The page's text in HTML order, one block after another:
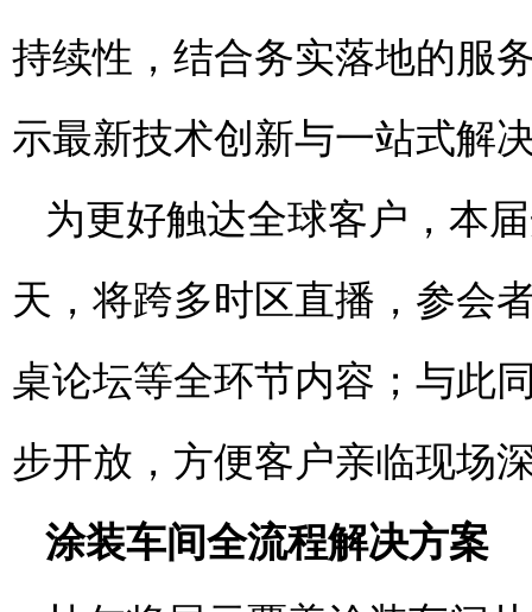
持续性，结合务实落地的服
示最新技术创新与一站式解
为更好触达全球客户，本
天，将跨多时区直播，参会
桌论坛等全环节内容；与此
步开放，方便客户亲临现场
涂装车间全流程解决方案